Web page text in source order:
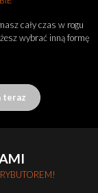
cały czas w rogu
wybrać inną formę
teraz